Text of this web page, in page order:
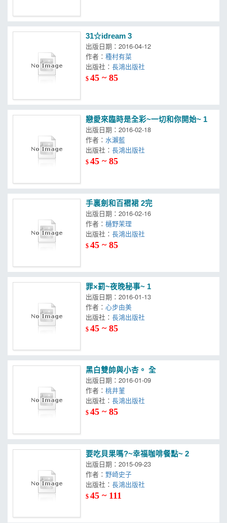
31☆idream 3
出版日期：2016-04-12
作者：種村有菜
出版社：
$45 ~ 85
戀愛來臨時是全彩~一切和你開始~ 1
出版日期：2016-02-18
作者：水瀨藍
出版社：
$45 ~ 85
手裏劍和百褶裙 2完
出版日期：2016-02-16
作者：樋野茉理
出版社：
$45 ~ 85
罪×罰~夜晚秘事~ 1
出版日期：2016-01-13
作者：心步由美
出版社：
$45 ~ 85
黑白雙帥與小杏。 全
出版日期：2016-01-09
作者：桃井菫
出版社：
$45 ~ 85
要吃貝果嗎?~幸福咖啡餐點~ 2
出版日期：2015-09-23
作者： 野崎史子
出版社：
$45 ~ 111